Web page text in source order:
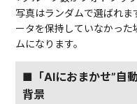
写真はランダムで選ばれ
ータを保持していなかっ
ムになります。
■「AIにおまかせ”自
背景